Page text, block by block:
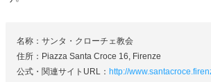
名称：サンタ・クローチェ教会
住所：Piazza Santa Croce 16, Firenze
公式・関連サイトURL： http://